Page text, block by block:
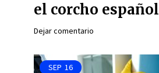
el corcho español
Dejar comentario
SEP 16